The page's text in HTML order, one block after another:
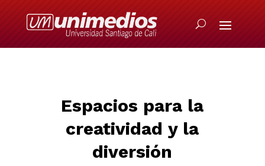
Espacios para la
creatividad y la
diversión